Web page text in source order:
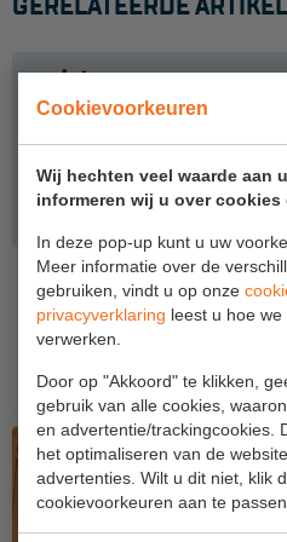
Cookievoorkeuren
Wij hechten veel waarde aan
informeren wij u over cookies
In deze pop-up kunt u uw
Meer informatie over de
gebruiken, vindt u op onze
privacyverklaring leest u hoe
verwerken.
Door op "Akkoord" te klikken,
gebruik van alle cookies,
en advertentie/trackingcookies.
het optimaliseren van de
advertenties. Wilt u dit niet, klik
cookievoorkeuren aan te passen.
OVER ONS
Vestigingen
Dealers
Werken bij ons
Product video's
Blog
SUPPORT
Handleidingen
Tips en trucs
GERELATEERDE
Bewust veilig dag
hoogwerkers
"Veilig gedrag werkt iedere
hulp...